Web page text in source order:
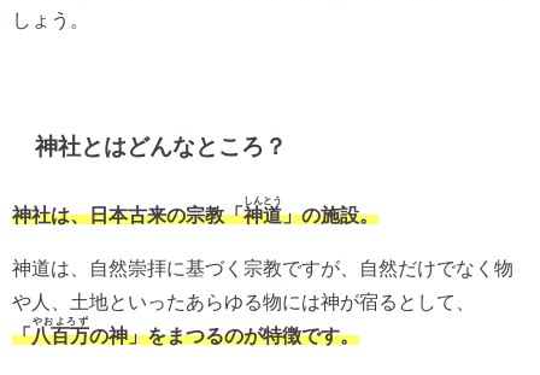
しょう。
神社とはどんなところ？
神社は、日本古来の宗教「神道
しんとう
」の施設。
神道は、自然崇拝に基づく宗教ですが、自然だけでなく物
や人、土地といったあらゆる物には神が宿るとして、
「八百万
やおよろず
の神」をまつるのが特徴です。